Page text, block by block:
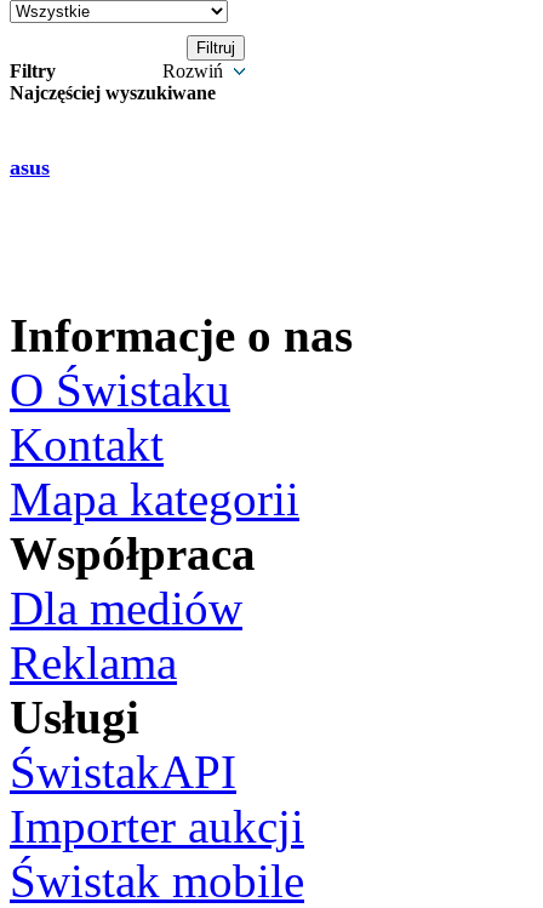
Filtry
Rozwiń
Najczęściej wyszukiwane
asus
Informacje o nas
O Świstaku
Kontakt
Mapa kategorii
Współpraca
Dla mediów
Reklama
Usługi
ŚwistakAPI
Importer aukcji
Świstak mobile